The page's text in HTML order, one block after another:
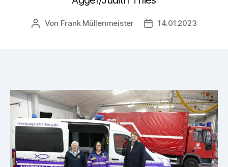
Beitragsautor
Von Frank Müllenmeister 14.01.2023